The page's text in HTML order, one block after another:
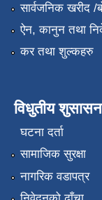
सार्वजनिक खरीद /
ऐन, कानुन तथा
कर तथा शुल्कहरु
विधुतीय
घटना दर्ता
सामाजिक सुरक्षा
नागरिक वडापत्र